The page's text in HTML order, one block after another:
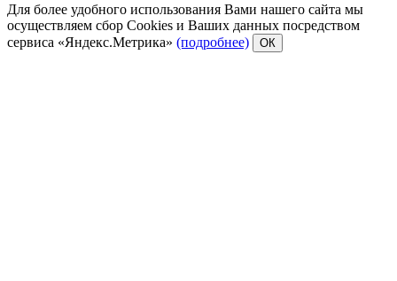
Для более удобного использования Вами нашего сайта мы
осуществляем сбор Cookies и Ваших данных посредством
сервиса «Яндекс.Метрика» (подробнее) ОК